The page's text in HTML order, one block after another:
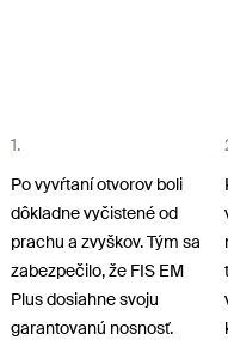
1.
Po vyvŕtaní otvorov boli
dôkladne vyčistené od
prachu a zvyškov. Tým sa
zabezpečilo, že FIS EM
Plus dosiahne svoju
garantovanú nosnosť.